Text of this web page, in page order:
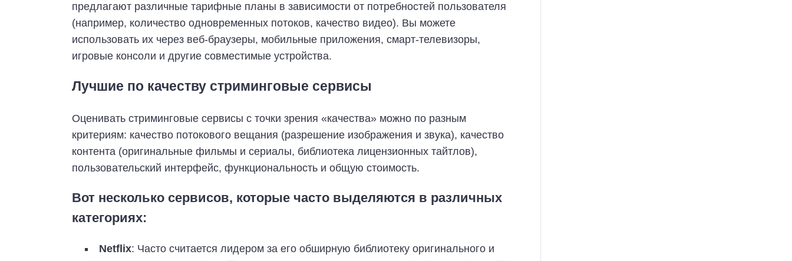
предлагают различные тарифные планы в зависимости от потребностей пользователя
(например, количество одновременных потоков, качество видео). Вы можете
использовать их через веб-браузеры, мобильные приложения, смарт-телевизоры,
игровые консоли и другие совместимые устройства.
Лучшие по качеству стриминговые сервисы
Оценивать стриминговые сервисы с точки зрения «качества» можно по разным
критериям: качество потокового вещания (разрешение изображения и звука), качество
контента (оригинальные фильмы и сериалы, библиотека лицензионных тайтлов),
пользовательский интерфейс, функциональность и общую стоимость.
Вот несколько сервисов, которые часто выделяются в различных
категориях:
Netflix: Часто считается лидером за его обширную библиотеку оригинального и